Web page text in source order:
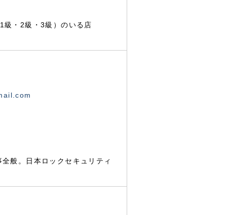
・2級・3級）のいる店
般。日本ロックセキュリティ